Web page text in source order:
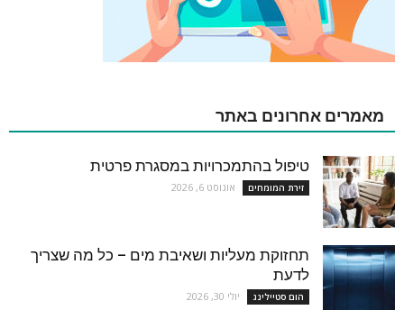
מאמרים אחרונים באתר
טיפול בהתמכרויות במסגרת פרטית
זירת המומחים אוגוסט 6, 2026
תחזוקת מעליות ושאיבת מים – כל מה שצריך
לדעת
הום סטיילינג יולי 30, 2026